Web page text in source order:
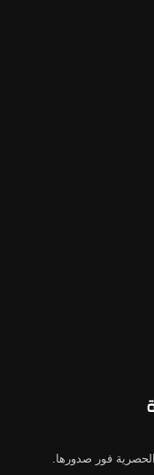
الحصرية فور صدورها.